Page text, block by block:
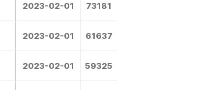
2023-02-01 73181
2023-02-01 61637
2023-02-01 59325